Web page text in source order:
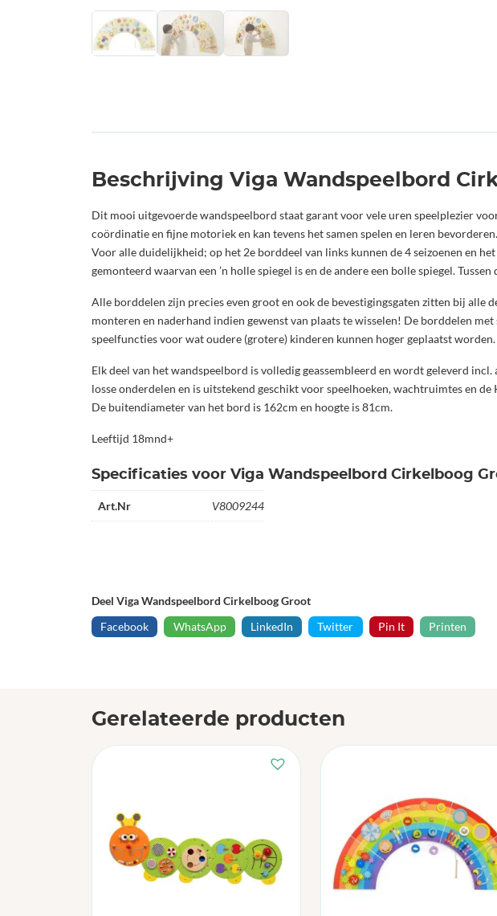
Beschrijving Viga Wandspeelbord
Dit mooi uitgevoerde wandspeelbord staat garant voor vele uren speelplezier
coördinatie en fijne motoriek en kan tevens het samen spelen en leren
Voor alle duidelijkheid; op het 2e borddeel van links kunnen de 4 seizoenen en
gemonteerd waarvan een ’n holle spiegel is en de andere een bolle spiegel.
Alle borddelen zijn precies even groot en ook de bevestigingsgaten zitten bij alle
monteren en naderhand indien gewenst van plaats te wisselen! De borddelen
speelfuncties voor wat oudere (grotere) kinderen kunnen hoger geplaatst worden.
Elk deel van het wandspeelbord is volledig geassembleerd en wordt geleverd
losse onderdelen en is uitstekend geschikt voor speelhoeken, wachtruimtes en de
De buitendiameter van het bord is 162cm en hoogte is 81cm.
Leeftijd 18mnd+
Specificaties voor Viga Wandspeelbord Cirkelboog
Art.Nr V8009244
Deel Viga Wandspeelbord Cirkelboog Groot
Facebook
WhatsApp LinkedIn Twitter Pin It Printen
Gerelateerde producten